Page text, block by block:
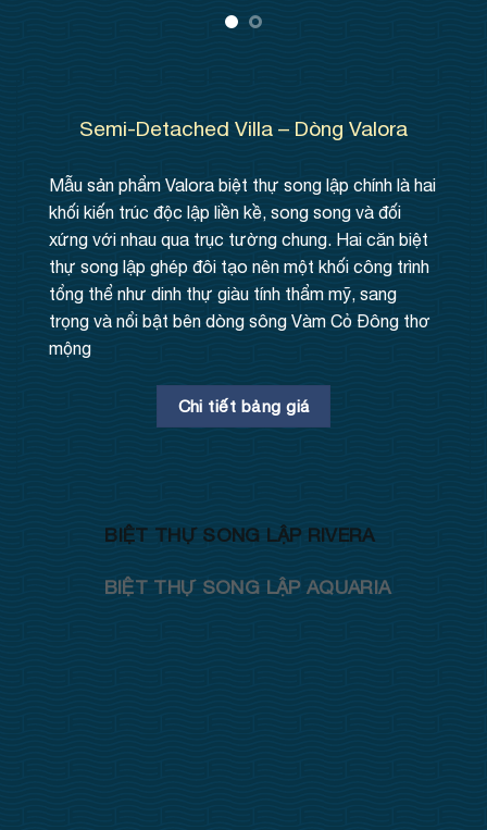
Semi-Detached Villa – Dòng Valora
Mẫu sản phẩm Valora biệt thự song lập chính là hai
khối kiến trúc độc lập liền kề, song song và đối
xứng với nhau qua trục tường chung. Hai căn biệt
thự song lập ghép đôi tạo nên một khối công trình
tổng thể như dinh thự giàu tính thẩm mỹ, sang
trọng và nổi bật bên dòng sông Vàm Cỏ Đông thơ
mộng
Chi tiết bảng giá
BIỆT THỰ SONG LẬP RIVERA
BIỆT THỰ SONG LẬP AQUARIA